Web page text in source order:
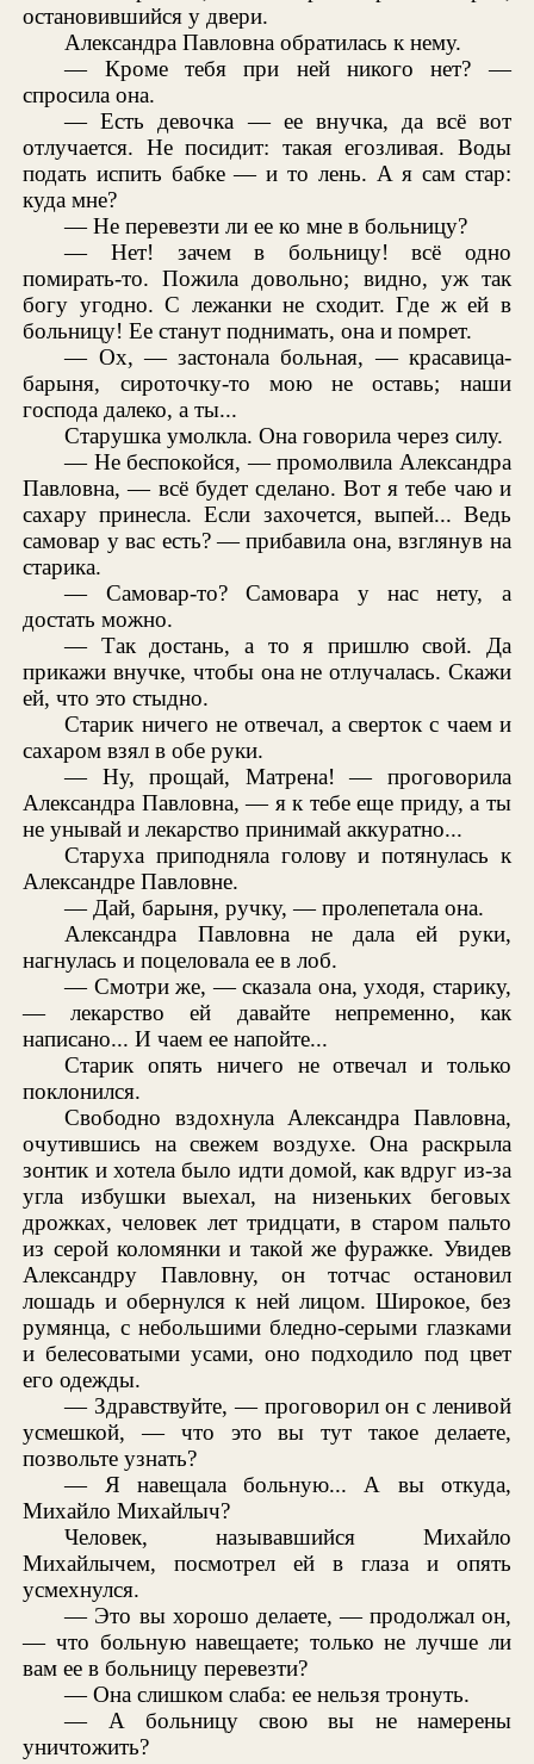
остановившийся у двери.
Александра Павловна обратилась к нему.
— Кроме тебя при ней никого нет? —
спросила она.
— Есть девочка — ее внучка, да всё вот
отлучается. Не посидит: такая егозливая. Воды
подать испить бабке — и то лень. А я сам стар:
куда мне?
— Не перевезти ли ее ко мне в больницу?
— Нет! зачем в больницу! всё одно
помирать-то. Пожила довольно; видно, уж так
богу угодно. С лежанки не сходит. Где ж ей в
больницу! Ее станут поднимать, она и помрет.
— Ох, — застонала больная, — красавица-
барыня, сироточку-то мою не оставь; наши
господа далеко, а ты...
Старушка умолкла. Она говорила через силу.
— Не беспокойся, — промолвила Александра
Павловна, — всё будет сделано. Вот я тебе чаю и
сахару принесла. Если захочется, выпей... Ведь
самовар у вас есть? — прибавила она, взглянув на
старика.
— Самовар-то? Самовара у нас нету, а
достать можно.
— Так достань, а то я пришлю свой. Да
прикажи внучке, чтобы она не отлучалась. Скажи
ей, что это стыдно.
Старик ничего не отвечал, а сверток с чаем и
сахаром взял в обе руки.
— Ну, прощай, Матрена! — проговорила
Александра Павловна, — я к тебе еще приду, а ты
не унывай и лекарство принимай аккуратно...
Старуха приподняла голову и потянулась к
Александре Павловне.
— Дай, барыня, ручку, — пролепетала она.
Александра Павловна не дала ей руки,
нагнулась и поцеловала ее в лоб.
— Смотри же, — сказала она, уходя, старику,
— лекарство ей давайте непременно, как
написано... И чаем ее напойте...
Старик опять ничего не отвечал и только
поклонился.
Свободно вздохнула Александра Павловна,
очутившись на свежем воздухе. Она раскрыла
зонтик и хотела было идти домой, как вдруг из-за
угла избушки выехал, на низеньких беговых
дрожках, человек лет тридцати, в старом пальто
из серой коломянки и такой же фуражке. Увидев
Александру Павловну, он тотчас остановил
лошадь и обернулся к ней лицом. Широкое, без
румянца, с небольшими бледно-серыми глазками
и белесоватыми усами, оно подходило под цвет
его одежды.
— Здравствуйте, — проговорил он с ленивой
усмешкой, — что это вы тут такое делаете,
позвольте узнать?
— Я навещала больную... А вы откуда,
Михайло Михайлыч?
Человек, называвшийся Михайло
Михайлычем, посмотрел ей в глаза и опять
усмехнулся.
— Это вы хорошо делаете, — продолжал он,
— что больную навещаете; только не лучше ли
вам ее в больницу перевезти?
— Она слишком слаба: ее нельзя тронуть.
— А больницу свою вы не намерены
уничтожить?